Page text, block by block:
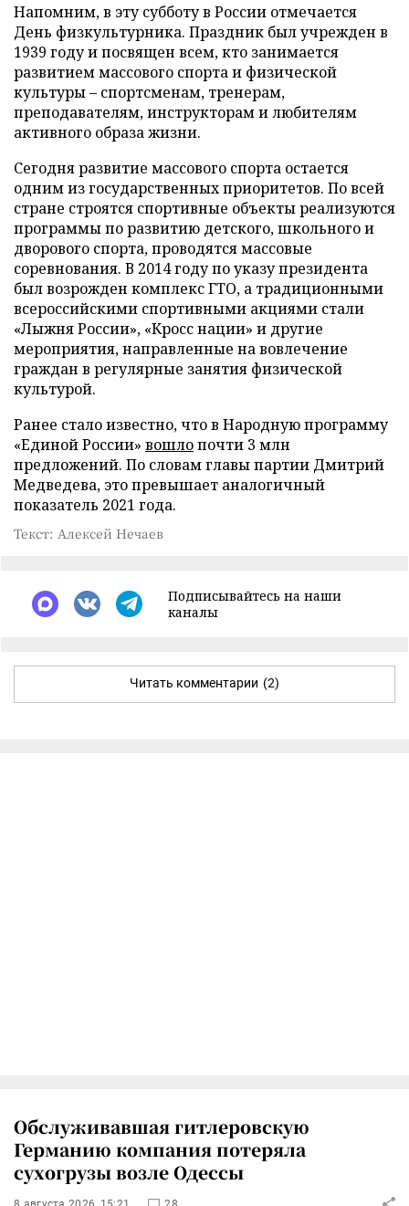
Напомним, в эту субботу в России отмечается
День физкультурника. Праздник был учрежден в
1939 году и посвящен всем, кто занимается
развитием массового спорта и физической
культуры – спортсменам, тренерам,
преподавателям, инструкторам и любителям
активного образа жизни.
Сегодня развитие массового спорта остается
одним из государственных приоритетов. По всей
стране строятся спортивные объекты реализуются
программы по развитию детского, школьного и
дворового спорта, проводятся массовые
соревнования. В 2014 году по указу президента
был возрожден комплекс ГТО, а традиционными
всероссийскими спортивными акциями стали
«Лыжня России», «Кросс нации» и другие
мероприятия, направленные на вовлечение
граждан в регулярные занятия физической
культурой.
Ранее стало известно, что в Народную программу
«Единой России» вошлопочти 3 млн
предложений. По словам главы партии Дмитрий
Медведева, это превышает аналогичный
показатель 2021 года.
Текст: Алексей Нечаев
Подписывайтесь на наши
каналы
Читать комментарии (2)
Обслуживавшая гитлеровскую
Германию компания потеряла
сухогрузы возле Одессы